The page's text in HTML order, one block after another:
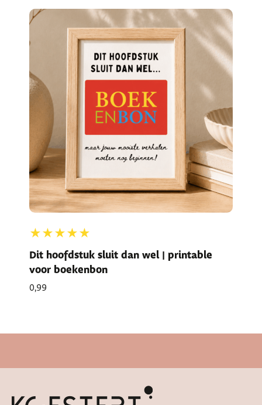
★★★★★
Dit hoofdstuk sluit dan wel | printable
voor boekenbon
0,99